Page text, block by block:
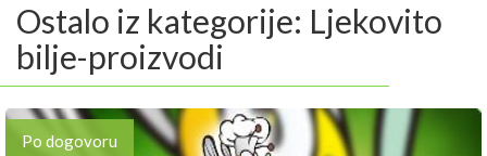
Ostalo iz kategorije: Ljekovito
bilje-proizvodi
Po dogovoru